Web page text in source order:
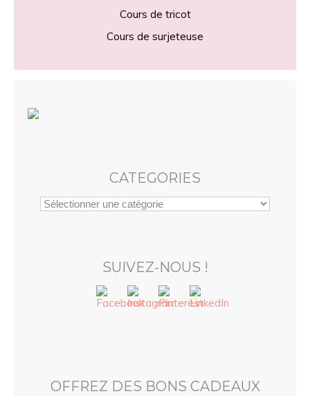
Cours de tricot
Cours de surjeteuse
CATEGORIES
SUIVEZ-NOUS !
OFFREZ DES BONS CADEAUX